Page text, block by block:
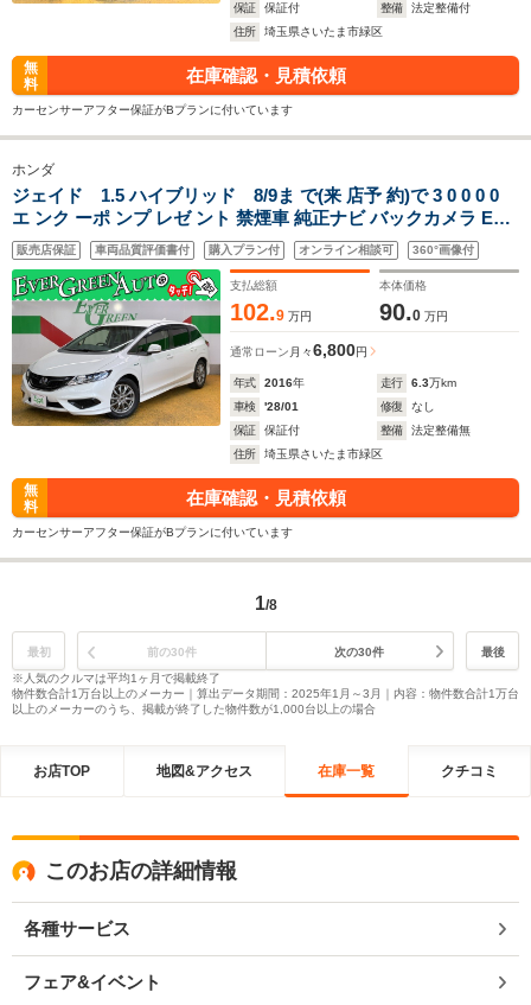
保証
保証付 整備
法定整備付
住所
埼玉県さいたま市緑区
無
料
在庫確認・見積依頼
カーセンサーアフター保証がBプランに付いています
ホンダ
ジェイド 1.5 ハイブリッド 8/9ま で(来 店予 約)で 3 0 0 0 0
エ ンク ーポ ンプ レゼ ント 禁煙車 純正ナビ バックカメラ ETC
LEDヘッドライト Bluetooth クルコン スマートキー プッシュ
スタート 横滑り防止オートライト 社外16インチAW
販売店保証 車両品質評価書付 購入プラン付 オンライン相談可 360°画像付
支払総額
102.9 万円
本体価格
90.0 万円
通常ローン 月々6,800円
年式 2016年 走行 6.3万km
車検
'28/01 修復
なし
保証
保証付 整備
法定整備無
住所
埼玉県さいたま市緑区
無
料
在庫確認・見積依頼
カーセンサーアフター保証がBプランに付いています
1/8
最初 前の30件 次の30件
最後
※人気のクルマは平均1ヶ月で掲載終了
物件数合計1万台以上のメーカー｜算出データ期間：2025年1月～3月｜内容：物件数合計1万台
以上のメーカーのうち、掲載が終了した物件数が1,000台以上の場合
お店TOP 地図&アクセス 在庫一覧 クチコミ
このお店の詳細情報
各種サービス
フェア&イベント